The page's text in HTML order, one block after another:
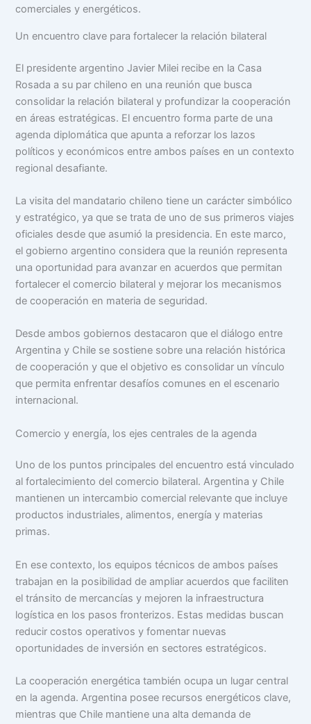
comerciales y energéticos.
Un encuentro clave para fortalecer la relación bilateral
El presidente argentino Javier Milei recibe en la Casa
Rosada a su par chileno en una reunión que busca
consolidar la relación bilateral y profundizar la cooperación
en áreas estratégicas. El encuentro forma parte de una
agenda diplomática que apunta a reforzar los lazos
políticos y económicos entre ambos países en un contexto
regional desafiante.
La visita del mandatario chileno tiene un carácter simbólico
y estratégico, ya que se trata de uno de sus primeros viajes
oficiales desde que asumió la presidencia. En este marco,
el gobierno argentino considera que la reunión representa
una oportunidad para avanzar en acuerdos que permitan
fortalecer el comercio bilateral y mejorar los mecanismos
de cooperación en materia de seguridad.
Desde ambos gobiernos destacaron que el diálogo entre
Argentina y Chile se sostiene sobre una relación histórica
de cooperación y que el objetivo es consolidar un vínculo
que permita enfrentar desafíos comunes en el escenario
internacional.
Comercio y energía, los ejes centrales de la agenda
Uno de los puntos principales del encuentro está vinculado
al fortalecimiento del comercio bilateral. Argentina y Chile
mantienen un intercambio comercial relevante que incluye
productos industriales, alimentos, energía y materias
primas.
En ese contexto, los equipos técnicos de ambos países
trabajan en la posibilidad de ampliar acuerdos que faciliten
el tránsito de mercancías y mejoren la infraestructura
logística en los pasos fronterizos. Estas medidas buscan
reducir costos operativos y fomentar nuevas
oportunidades de inversión en sectores estratégicos.
La cooperación energética también ocupa un lugar central
en la agenda. Argentina posee recursos energéticos clave,
mientras que Chile mantiene una alta demanda de